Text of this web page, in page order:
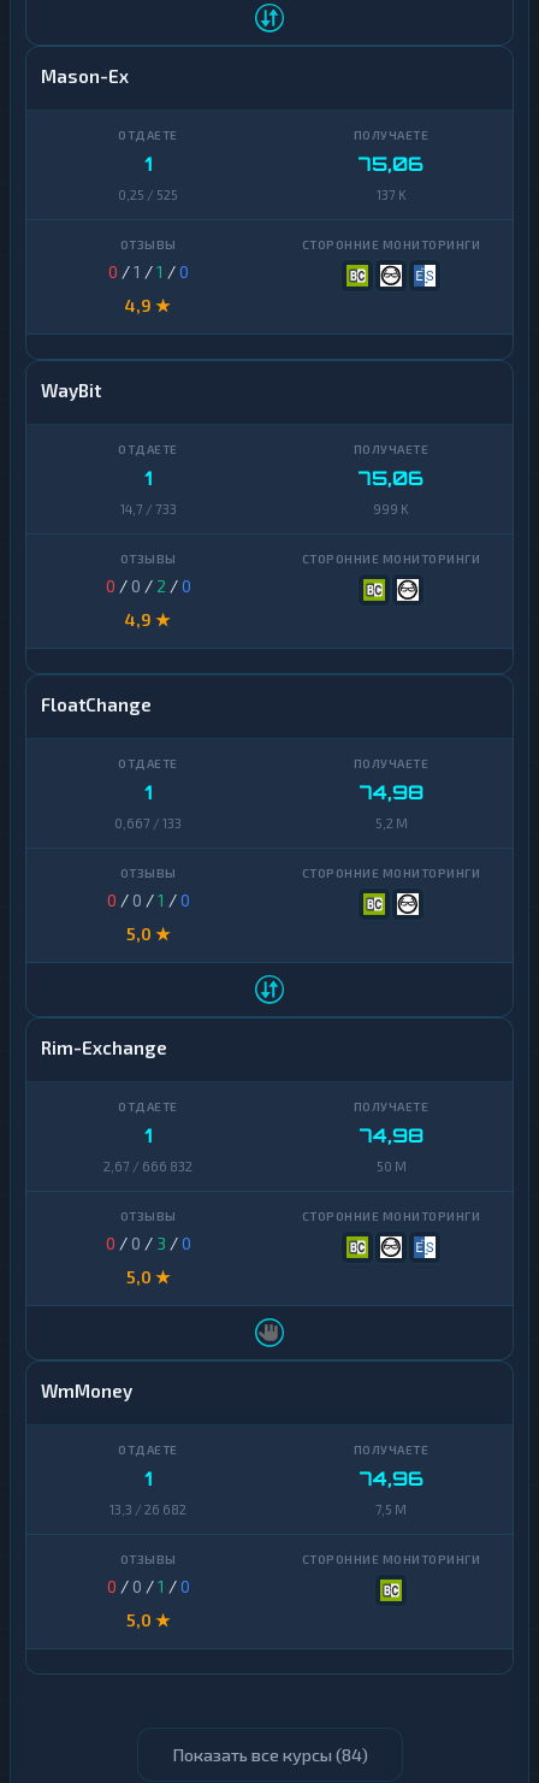
Mason-Ex
1
0,25 / 525
75,06
137 K
0 /1 /1 /0
4,9 ★
WayBit
1
14,7 / 733
75,06
999 K
0 / 0 / 2 /0
4,9 ★
FloatChange
1
0,667 / 133
74,98
5,2 M
0 / 0 /1 /0
5,0 ★
Rim-Exchange
1
2,67 / 666 832
74,98
50 M
0 / 0 / 3 /0
5,0 ★
WmMoney
1
13,3 / 26 682
74,96
7,5 M
0 / 0 /1 /0
5,0 ★
Показать все курсы (84)